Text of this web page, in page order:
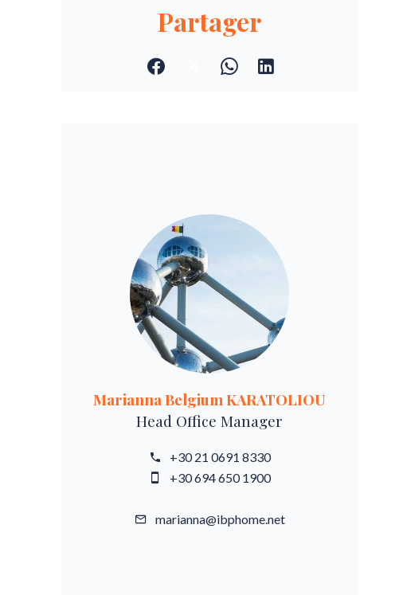
Partager
Marianna Belgium KARATOLIOU
Head Office Manager
+30 21 0691 8330
+30 694 650 1900
marianna@ibphome.net